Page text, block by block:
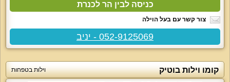
כניסה לבין הר לכנרת
צור קשר עם בעל הוילה
052-9125069 - יניב
קומו וילות בוטיק וילות בטפחות